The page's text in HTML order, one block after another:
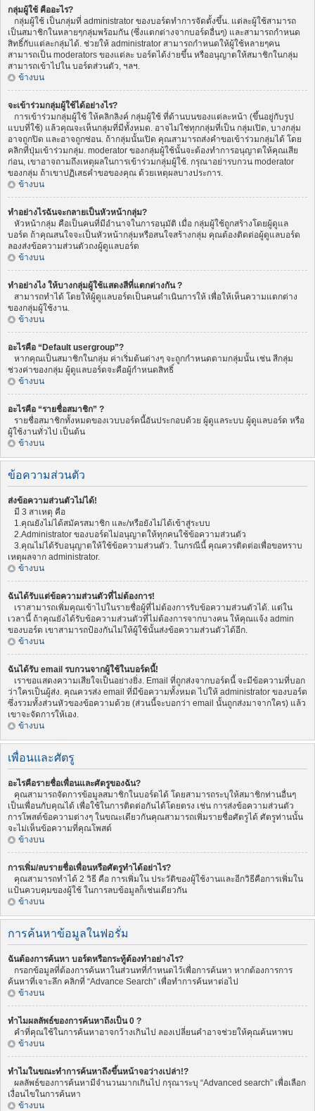
กลุ่มผู้ใช้ คืออะไร?
กลุ่มผู้ใช้ เป็นกลุ่มที่ administrator ของบอร์ดทำการจัดตั้งขึ้น. แต่ละผู้ใช้สามารถ
เป็นสมาชิกในหลายๆกลุ่มพร้อมกัน (ซึ่งแตกต่างจากบอร์ดอื่นๆ) และสามารถกำหนด
สิทธิ์กับแต่ละกลุ่มได้. ช่วยให้ administrator สามารถกำหนดให้ผู้ใช้หลายๆคน
สามารถเป็น moderators ของแต่ละ บอร์ดได้ง่ายขึ้น หรืออนุญาตให้สมาชิกในกลุ่ม
สามารถเข้าไปใน บอร์ดส่วนตัว, ฯลฯ.
ข้างบน
จะเข้าร่วมกลุ่มผู้ใช้ได้อย่างไร?
การเข้าร่วมกลุ่มผู้ใช้ ให้คลิกลิงค์ กลุ่มผู้ใช้ ที่ด้านบนของแต่ละหน้า (ขึ้นอยู่กับรูป
แบบที่ใช้) แล้วคุณจะเห็นกลุ่มที่มีทั้งหมด. อาจไม่ใช่ทุกกลุ่มที่เป็น กลุ่มเปิด, บางกลุ่ม
อาจถูกปิด และอาจถูกซ่อน. ถ้ากลุ่มนั้นเปิด คุณสามารถส่งคำขอเข้าร่วมกลุ่มได้ โดย
คลิกที่ปุ่มเข้าร่วมกลุ่ม. moderator ของกลุ่มผู้ใช้นั้นจะต้องทำการอนุญาตให้คุณเสีย
ก่อน, เขาอาจถามถึงเหตุผลในการเข้าร่วมกลุ่มผู้ใช้. กรุณาอย่ารบกวน moderator
ของกลุ่ม ถ้าเขาปฏิเสธคำขอของคุณ ด้วยเหตุผลบางประการ.
ข้างบน
ทำอย่างไรฉันจะกลายเป็นหัวหน้ากลุ่ม?
หัวหน้ากลุ่ม คือเป็นคนที่มีอำนาจในการอนุมัติ เมื่อ กลุ่มผู้ใช้ถูกสร้างโดยผู้ดูแล
บอร์ด ถ้าคุณสนใจจะเป็นหัวหน้ากลุ่มหรือสนใจสร้างกลุ่ม คุณต้องติดต่อผู้ดูแลบอร์ด
ลองส่งข้อความส่วนตัวถงผู้ดูแลบอร์ด
ข้างบน
ทำอย่างไง ให้บางกลุ่มผู้ใช้แสดงสีที่แตกต่างกัน ?
สามารถทำได้ โดยให้ผู้ดูแลบอร์ดเป็นคนดำเนินการให้ เพื่อให้เห็นความแตกต่าง
ของกลุ่มผู้ใช้งาน.
ข้างบน
อะไรคือ “Default usergroup”?
หากคุณเป็นสมาชิกในกลุ่ม ค่าเริ่มต้นต่างๆ จะถูกกำหนดตามกลุ่มนั้น เช่น สีกลุ่ม
ช่วงค่าของกลุ่ม ผู้ดูแลบอร์ดจะคือผู้กำหนดสิทธิ์
ข้างบน
อะไรคือ “รายชื่อสมาชิก” ?
รายชื่อสมาชิกทั้งหมดของเวบบอร์ดนี้อันประกอบด้วย ผู้ดูแลระบบ ผู้ดูแลบอร์ด หรือ
ผู้ใช้งานทั่วไป เป็นต้น
ข้างบน
ข้อความส่วนตัว
ส่งข้อความส่วนตัวไม่ได้!
มี 3 สาเหตุ คือ
1.คุณยังไม่ได้สมัครสมาชิก และ/หรือยังไม่ได้เข้าสู่ระบบ
2.Administrator ของบอร์ดไม่อนุญาตให้ทุกคนใช้ข้อความส่วนตัว
3.คุณไม่ได้รับอนุญาตให้ใช้ข้อความส่วนตัว. ในกรณีนี้ คุณควรติดต่อเพื่อขอทราบ
เหตุผลจาก administrator.
ข้างบน
ฉันได้รับแต่ข้อความส่วนตัวที่ไม่ต้องการ!
เราสามารถเพิ่มคุณเข้าไปในรายชื่อผู้ที่ไม่ต้องการรับข้อความส่วนตัวได้. แต่ใน
เวลานี้ ถ้าคุณยังได้รับข้อความส่วนตัวที่ไม่ต้องการจากบางคน ให้คุณแจ้ง admin
ของบอร์ด เขาสามารถป้องกันไม่ให้ผู้ใช้นั้นส่งข้อความส่วนตัวได้อีก.
ข้างบน
ฉันได้รับ email รบกวนจากผู้ใช้ในบอร์ดนี้!
เราขอแสดงความเสียใจเป็นอย่างยิ่ง. Email ที่ถูกส่งจากบอร์ดนี้ จะมีข้อความที่บอก
ว่าใครเป็นผู้ส่ง. คุณควรส่ง email ที่มีข้อความทั้งหมด ไปให้ administrator ของบอร์ด
ซึ่งรวมทั้งส่วนหัวของข้อความด้วย (ส่วนนี้จะบอกว่า email นั้นถูกส่งมาจากใคร) แล้ว
เขาจะจัดการให้เอง.
ข้างบน
เพื่อนและศัตรู
อะไรคือรายชื่อเพื่อนและศัตรูของฉัน?
คุณสามารถจัดการข้อมูลสมาชิกในบอร์ดได้ โดยสามารถระบุให้สมาชิกท่านอื่นๆ
เป็นเพื่อนกับคุณได้ เพื่อใช้ในการติดต่อกันได้โดยตรง เช่น การส่งข้อความส่วนตัว
การโพสต์ข้อความต่างๆ ในขณะเดียวกันคุณสามารถเพิ่มรายชื่อศัตรูได้ ศัตรูท่านนั้น
จะไม่เห็นข้อความที่คุณโพสต์
ข้างบน
การเพิ่ม/ลบรายชื่อเพื่อนหรือศัตรูทำได้อย่าไร?
คุณสามารถทำได้ 2 วิธี คือ การเพิ่มใน ประวัติของผู้ใช้งานและอีกวิธีคือการเพิ่มใน
แป้นควบคุมของผู้ใช้ ในการลบข้อมูลก็เช่นเดียวกัน
ข้างบน
การค้นหาข้อมูลในฟอรั่ม
ฉันต้องการค้นหา บอร์ดหรือกระทู้ต้องทำอย่างไร?
กรอกข้อมูลที่ต้องการค้นหาในส่วนทที่กำหนดไว้เพื่อการค้นหา หากต้องการการ
ค้นหาที่เจาะลึก คลิกที่ “Advance Search” เพื่อทำการค้นหาต่อไป
ข้างบน
ทำไมผลลัพธ์ของการค้นหาถึงเป็น 0 ?
คำที่คุณใช้ในการค้นหาอาจกว้างเกินไป ลองเปลี่ยนคำอาจช่วยให้คุณค้นหาพบ
ข้างบน
ทำไมในขณะทำการค้นหาถึงขึ้นหน้าจอว่างเปล่า!?
ผลลัพธ์ของการค้นหามีจำนวนมากเกินไป กรุณาระบุ “Advanced search” เพื่อเลือก
เงื่อนไขในการค้นหา
ข้างบน